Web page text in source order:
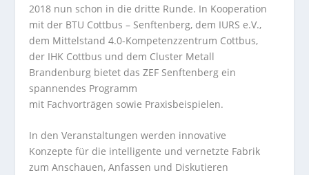
2018 nun schon in die dritte Runde. In Kooperation
mit der BTU Cottbus – Senftenberg, dem IURS e.V.,
dem Mittelstand 4.0-Kompetenzzentrum Cottbus,
der IHK Cottbus und dem Cluster Metall
Brandenburg bietet das ZEF Senftenberg ein
spannendes Programm
mit Fachvorträgen sowie Praxisbeispielen.
In den Veranstaltungen werden innovative
Konzepte für die intelligente und vernetzte Fabrik
zum Anschauen, Anfassen und Diskutieren